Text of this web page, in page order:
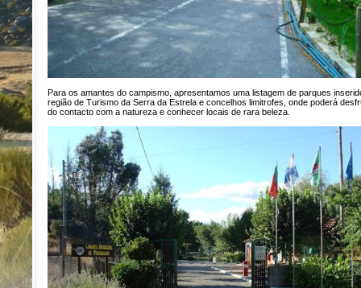
Para os amantes do campismo, apresentamos uma listagem de parques
região de Turismo da Serra da Estrela e concelhos limitrofes, onde poderá
do contacto com a natureza e conhecer locais de rara beleza.